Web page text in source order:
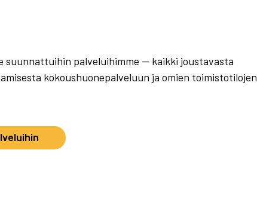
suunnattuihin palveluihimme — kaikki joustavasta
kokoushuonepalveluun ja omien toimistotilojen